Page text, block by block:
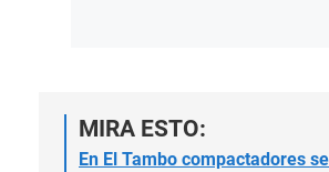
MIRA ESTO:
En El Tambo compactadores